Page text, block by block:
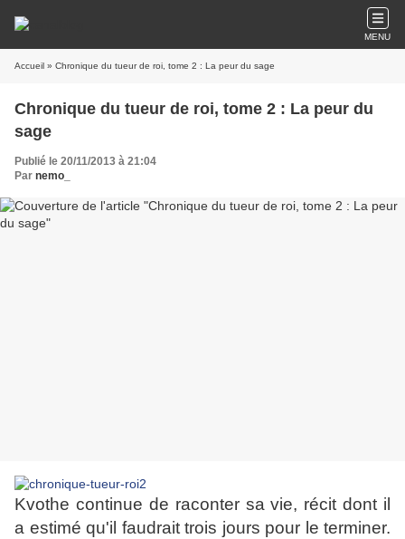
MENU
Accueil » Chronique du tueur de roi, tome 2 : La peur du sage
Chronique du tueur de roi, tome 2 : La peur du
sage
Publié le 20/11/2013 à 21:04
Par nemo_
Kvothe continue de raconter sa vie, récit dont il
a estimé qu'il faudrait trois jours pour le terminer.